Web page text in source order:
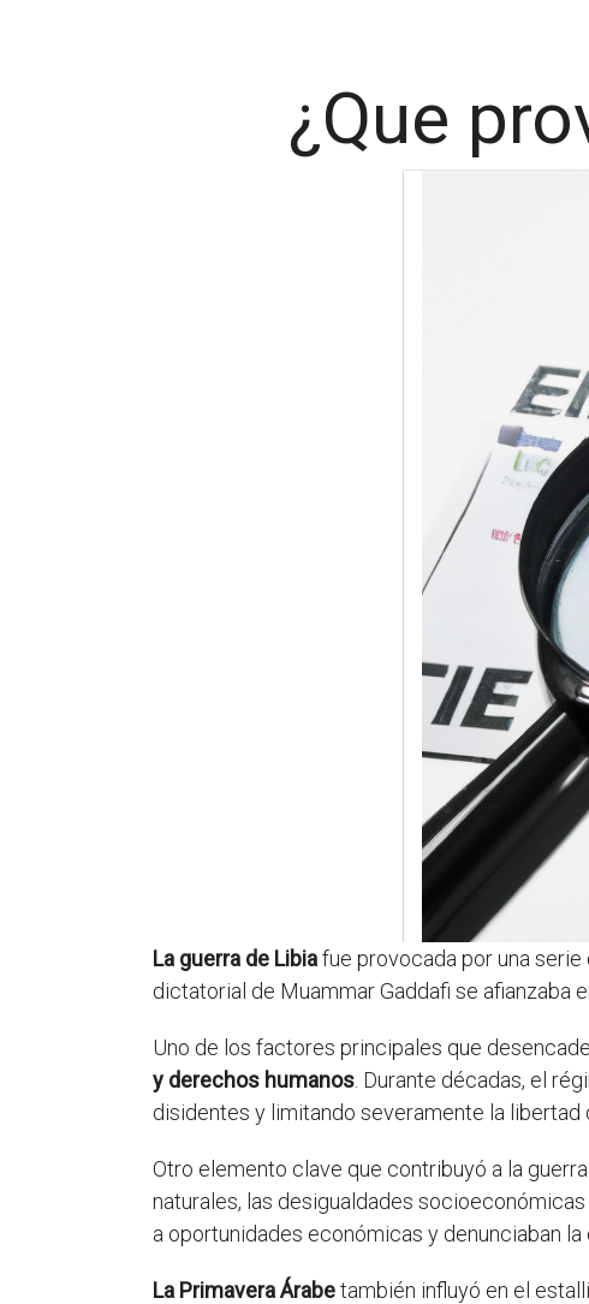
¿Que
La guerra de Libiafue provocada por una
dictatorial de Muammar Gaddafi se afianzaba
Uno de los factores principales que
y derechos humanos . Durante décadas, el
disidentes y limitando severamente la libertad
Otro elemento clave que contribuyó a la
naturales, las desigualdades
a oportunidades económicas y denunciaban
La Primavera Árabetambién influyó en el